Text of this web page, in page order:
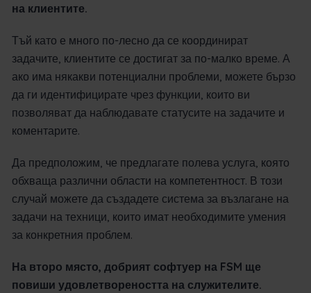
на клиентите.
Тъй като е много по-лесно да се координират
задачите, клиентите се достигат за по-малко време. А
ако има някакви потенциални проблеми, можете бързо
да ги идентифицирате чрез функции, които ви
позволяват да наблюдавате статусите на задачите и
коментарите.
Да предположим, че предлагате полева услуга, която
обхваща различни области на компетентност. В този
случай можете да създадете система за възлагане на
задачи на техници, които имат необходимите умения
за конкретния проблем.
На второ място, добрият софтуер на FSM ще
повиши удовлетвореността на служителите.